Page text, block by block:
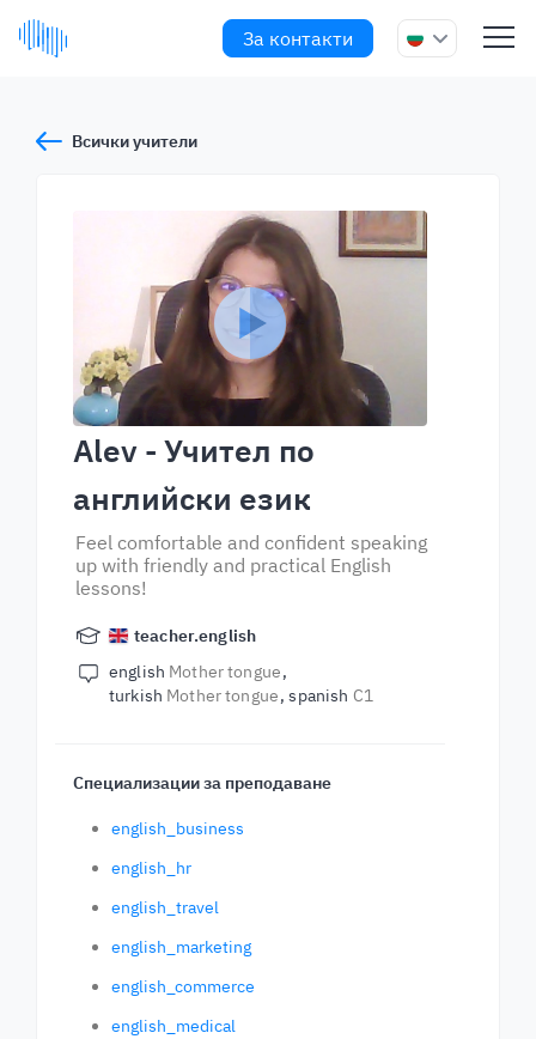
За контакти
Всички учители
Alev - Учител по
английски език
Feel comfortable and confident speaking
up with friendly and practical English
lessons!
teacher.english
english Mother tongue
turkish Mother tongue spanish C1
Специализации за преподаване
english_business
english_hr
english_travel
english_marketing
english_commerce
english_medical